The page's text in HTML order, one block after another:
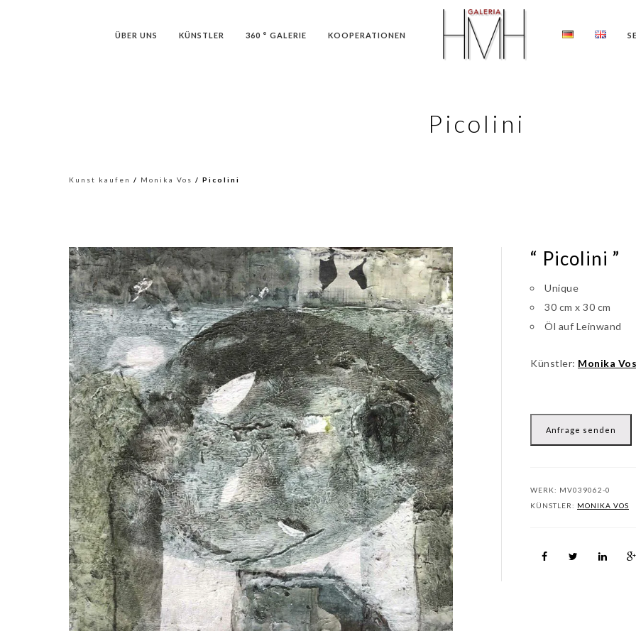
ÜBER UNS KÜNSTLER 360 ° GALERIE KOOPERATIONEN
Picolini
Kunst kaufen / Monika Vos / Picolini
“ Picolini ”
Unique
30 cm x 30 cm
Öl auf Leinwand
Künstler: Monika Vos
Anfrage senden
WERK: MV039062-0
KÜNSTLER: MONIKA VOS